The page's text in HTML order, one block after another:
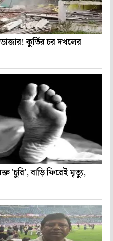
কুর্তির চর দখলের
'চুরি', বাড়ি ফিরেই মৃত্যু,